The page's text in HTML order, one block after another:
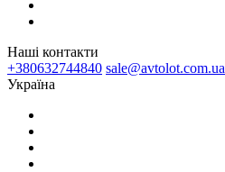
Наші контакти
+380632744840 sale@avtolot.com.ua
Українa